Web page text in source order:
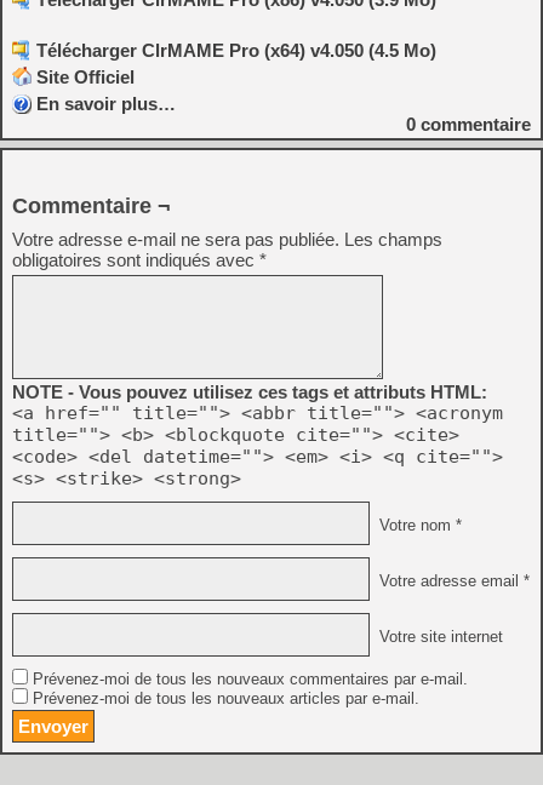
Télécharger ClrMAME Pro (x64) v4.050 (4.5 Mo)
Site Officiel
En savoir plus…
0 commentaire
Commentaire ¬
Votre adresse e-mail ne sera pas publiée. Les champs
obligatoires sont indiqués avec *
NOTE - Vous pouvez utilisez ces tags et attributs HTML:
<a href="" title=""> <abbr title=""> <acronym
title=""> <b> <blockquote cite=""> <cite>
<code> <del datetime=""> <em> <i> <q cite="">
<s> <strike> <strong>
Votre nom *
Votre adresse email *
Votre site internet
Prévenez-moi de tous les nouveaux commentaires par e-mail.
Prévenez-moi de tous les nouveaux articles par e-mail.